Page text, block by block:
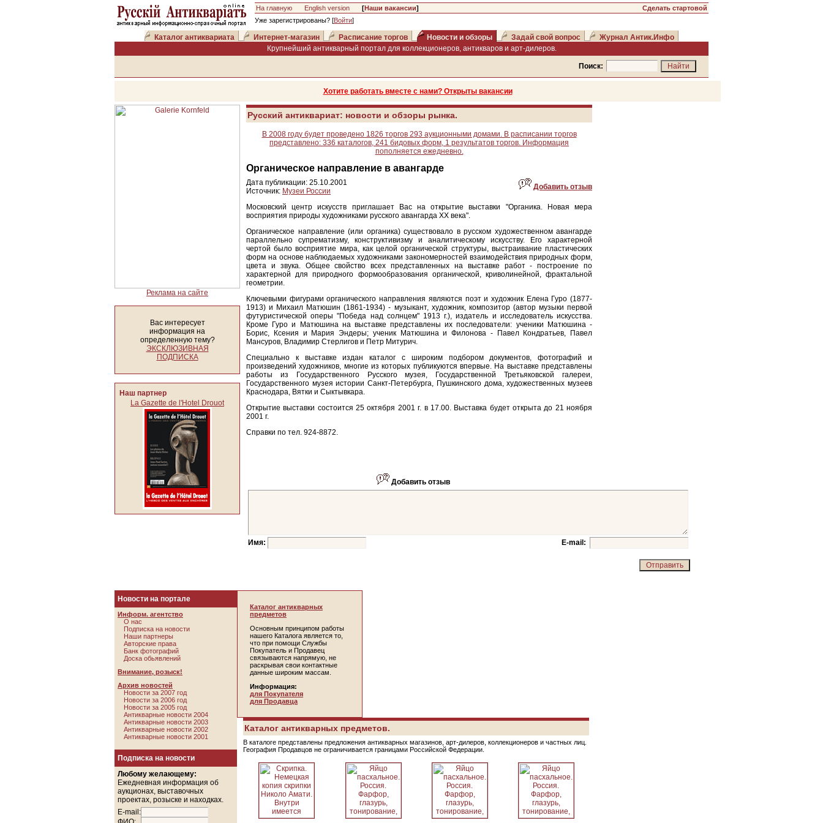
На главную English version [Наши вакансии]
Уже зарегистрированы? [Войти]
Сделать стартовой
Каталог антиквариата Интернет-магазин Расписание торгов Новости и обзоры Задай свой вопрос
Журнал Антик.Инфо
Крупнейший антикварный портал для коллекционеров, антикваров и арт-дилеров.
Поиск:
Хотите работать вместе с нами? Открыты вакансии
Реклама на сайте
Вас интересует
информация на
определенную тему?
ЭКСКЛЮЗИВНАЯ
ПОДПИСКА
Наш партнер
La Gazette de l'Hotel Drouot
Русский антиквариат: новости и обзоры рынка.
В 2008 году будет проведено 1826 торгов 293 аукционными домами. В расписании торгов
представлено: 336 каталогов, 241 бидовых форм, 1 результатов торгов. Информация
пополняется ежедневно.
Органическое направление в авангарде
Дата публикации: 25.10.2001
Источник: Музеи России Добавить отзыв
Московский центр искусств приглашает Вас на открытие выставки "Органика. Новая мера
восприятия природы художниками русского авангарда ХХ века".
Органическое направление (или органика) существовало в русском художественном авангарде
параллельно супрематизму, конструктивизму и аналитическому искусству. Его характерной
чертой было восприятие мира, как целой органической структуры, выстраивание пластических
форм на основе наблюдаемых художниками закономерностей взаимодействия природных форм,
цвета и звука. Общее свойство всех представленных на выставке работ - построение по
характерной для природного формообразования органической, криволинейной, фрактальной
геометрии.
Ключевыми фигурами органического направления являются поэт и художник Елена Гуро (1877-
1913) и Михаил Матюшин (1861-1934) - музыкант, художник, композитор (автор музыки первой
футуристической оперы "Победа над солнцем" 1913 г.), издатель и исследователь искусства.
Кроме Гуро и Матюшина на выставке представлены их последователи: ученики Матюшина -
Борис, Ксения и Мария Эндеры; ученик Матюшина и Филонова - Павел Кондратьев, Павел
Мансуров, Владимир Стерлигов и Петр Митурич.
Специально к выставке издан каталог с широким подбором документов, фотографий и
произведений художников, многие из которых публикуются впервые. На выставке представлены
работы из Государственного Русского музея, Государственной Третьяковской галереи,
Государственного музея истории Санкт-Петербурга, Пушкинского дома, художественных музеев
Краснодара, Вятки и Сыктывкара.
Открытие выставки состоится 25 октября 2001 г. в 17.00. Выставка будет открыта до 21 ноября
2001 г.
Справки по тел. 924-8872.
Добавить отзыв
Имя: E-mail:
Новости на портале
Информ. агентство
О нас
Подписка на новости
Наши партнеры
Авторские права
Банк фотографий
Доска обьявлений
Внимание, розыск!
Архив новостей
Новости за 2007 год
Новости за 2006 год
Новости за 2005 год
Антикварные новости 2004
Антикварные новости 2003
Антикварные новости 2002
Антикварные новости 2001
Подписка на новости
Любому желающему:
Ежедневная информация об
аукционах, выставочных
проектах, розыске и находках.
E-mail:
Каталог антикварных
предметов
Основным принципом работы
нашего Каталога является то,
что при помощи Службы
Покупатель и Продавец
связываются напрямую, не
раскрывая свои контактные
данные широким массам.
Информация:
для Покупателя
для Продавца
Каталог антикварных предметов.
В каталоге представлены предложения антикварных магазинов, арт-дилеров, коллекционеров и частных лиц.
География Продавцов не ограничивается границами Российской Федерации.